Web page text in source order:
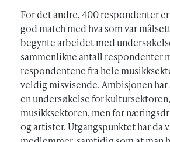
For det andre, 400 respondenter
god match med hva som var
begynte arbeidet med
sammenlikne antall respondenter
respondentene fra hele
veldig misvisende. Ambisjonen
en undersøkelse for
musikksektoren, men for
og artister. Utgangspunktet har da